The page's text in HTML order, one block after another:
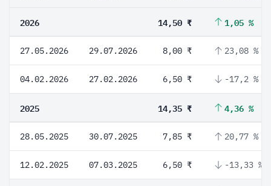
2026 14,50 ₹ 1,05 %
27.05.2026 29.07.2026 8,00 ₹ 23,08 %
04.02.2026 27.02.2026 6,50 ₹ -17,2 %
2025 14,35 ₹ 4,36 %
28.05.2025 30.07.2025 7,85 ₹ 20,77 %
12.02.2025 07.03.2025 6,50 ₹ -13,33 %